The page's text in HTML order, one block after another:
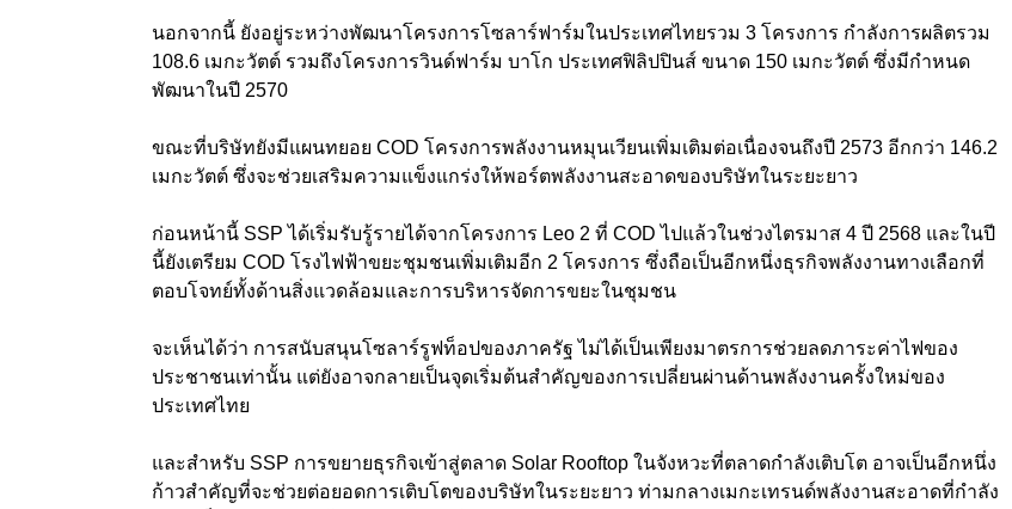
นอกจากนี้ ยังอยู่ระหว่างพัฒนาโครงการโซลาร์ฟาร์มในประเทศไทยรวม 3 โครงการ กำลังการผลิตรวม
108.6 เมกะวัตต์ รวมถึงโครงการวินด์ฟาร์ม บาโก ประเทศฟิลิปปินส์ ขนาด 150 เมกะวัตต์ ซึ่งมีกำหนด
พัฒนาในปี 2570
ขณะที่บริษัทยังมีแผนทยอย COD โครงการพลังงานหมุนเวียนเพิ่มเติมต่อเนื่องจนถึงปี 2573 อีกกว่า 146.2
เมกะวัตต์ ซึ่งจะช่วยเสริมความแข็งแกร่งให้พอร์ตพลังงานสะอาดของบริษัทในระยะยาว
ก่อนหน้านี้ SSP ได้เริ่มรับรู้รายได้จากโครงการ Leo 2 ที่ COD ไปแล้วในช่วงไตรมาส 4 ปี 2568 และในปี
นี้ยังเตรียม COD โรงไฟฟ้าขยะชุมชนเพิ่มเติมอีก 2 โครงการ ซึ่งถือเป็นอีกหนึ่งธุรกิจพลังงานทางเลือกที่
ตอบโจทย์ทั้งด้านสิ่งแวดล้อมและการบริหารจัดการขยะในชุมชน
จะเห็นได้ว่า การสนับสนุนโซลาร์รูฟท็อปของภาครัฐ ไม่ได้เป็นเพียงมาตรการช่วยลดภาระค่าไฟของ
ประชาชนเท่านั้น แต่ยังอาจกลายเป็นจุดเริ่มต้นสำคัญของการเปลี่ยนผ่านด้านพลังงานครั้งใหม่ของ
ประเทศไทย
และสำหรับ SSP การขยายธุรกิจเข้าสู่ตลาด Solar Rooftop ในจังหวะที่ตลาดกำลังเติบโต อาจเป็นอีกหนึ่ง
ก้าวสำคัญที่จะช่วยต่อยอดการเติบโตของบริษัทในระยะยาว ท่ามกลางเมกะเทรนด์พลังงานสะอาดที่กำลัง